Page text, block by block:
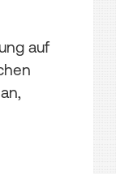
auf